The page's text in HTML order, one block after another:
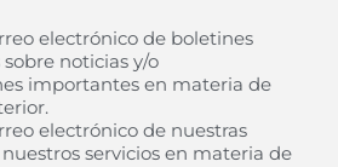
electrónico de boletines
noticias y/o
importantes en materia de
electrónico de nuestras
servicios en materia de